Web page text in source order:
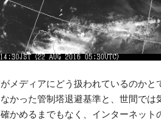
メディアにどう扱われているのかと
かった管制塔退避基準と、世間で
かめるまでもなく、インターネット